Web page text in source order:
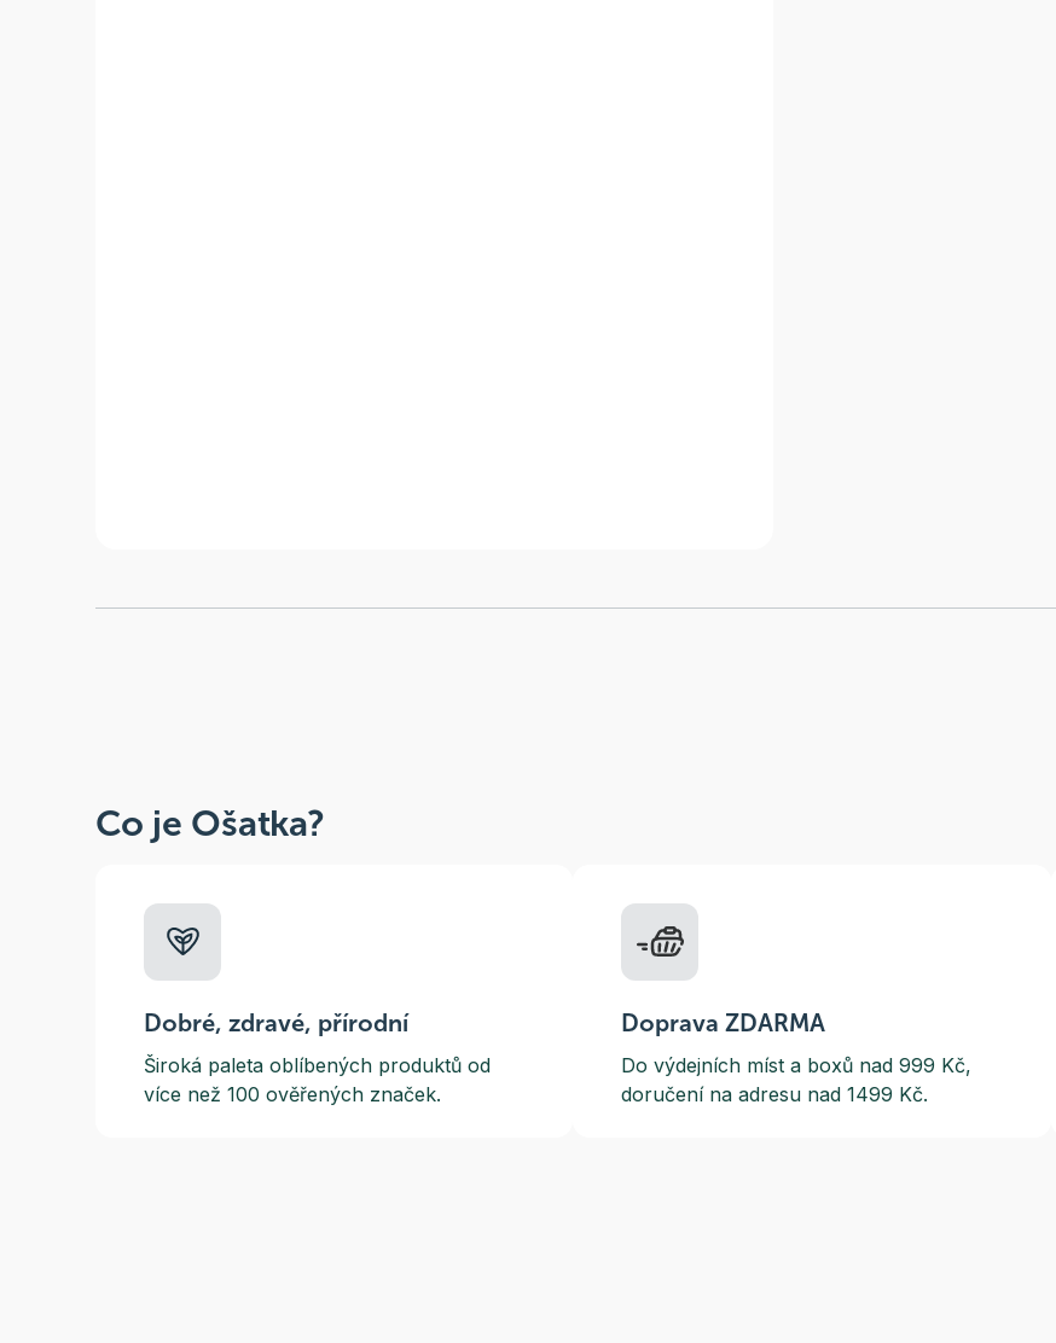
Co je Ošatka?
Dobré, zdravé, přírodní
Široká paleta oblíbených produktů od
více než 100 ověřených značek.
Doprava ZDARMA
Do výdejních míst a boxů nad 999 Kč,
doručení na adresu nad 1499 Kč.